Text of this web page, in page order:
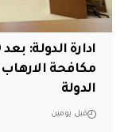
مكافحة
الدولة
قبل يومين